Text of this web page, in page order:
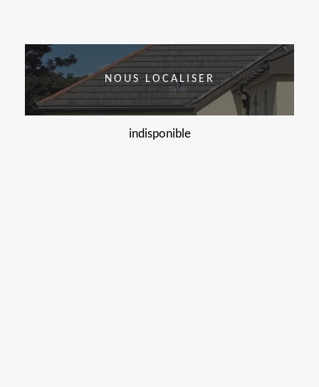
NOUS LOCALISER
indisponible